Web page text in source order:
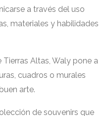
a través del uso
materiales y habilidades
Altas, Waly pone a
cuadros o murales
arte.
de souvenirs que